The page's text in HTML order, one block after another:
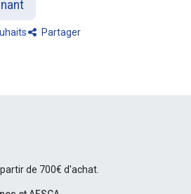
Partager
de 700€ d'achat.